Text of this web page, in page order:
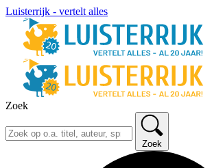
Luisterrijk - vertelt alles
Zoek
Zoek